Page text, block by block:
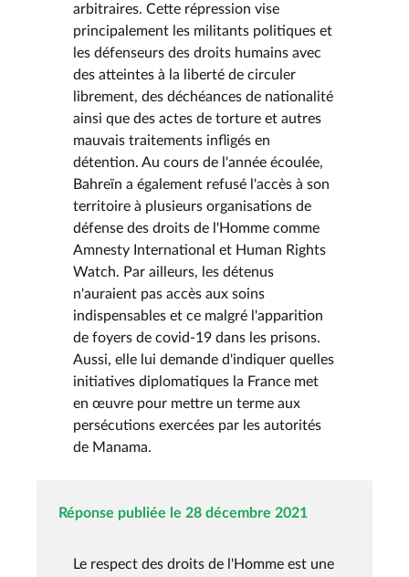
arbitraires. Cette répression vise
principalement les militants politiques et
les défenseurs des droits humains avec
des atteintes à la liberté de circuler
librement, des déchéances de nationalité
ainsi que des actes de torture et autres
mauvais traitements infligés en
détention. Au cours de l'année écoulée,
Bahreïn a également refusé l'accès à son
territoire à plusieurs organisations de
défense des droits de l'Homme comme
Amnesty International et Human Rights
Watch. Par ailleurs, les détenus
n'auraient pas accès aux soins
indispensables et ce malgré l'apparition
de foyers de covid-19 dans les prisons.
Aussi, elle lui demande d'indiquer quelles
initiatives diplomatiques la France met
en œuvre pour mettre un terme aux
persécutions exercées par les autorités
de Manama.
Réponse publiée le 28 décembre 2021
Le respect des droits de l'Homme est une